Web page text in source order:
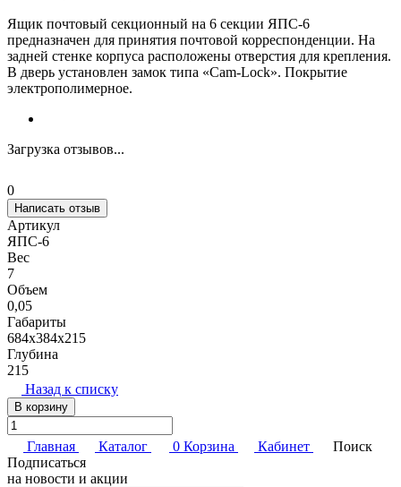
Ящик почтовый секционный на 6 секции ЯПС-6
предназначен для принятия почтовой корреспонденции. На
задней стенке корпуса расположены отверстия для крепления.
В дверь установлен замок типа «Cam-Lock». Покрытие
электрополимерное.
Загрузка отзывов...
0
Написать отзыв
Артикул
ЯПС-6
Вес
7
Объем
0,05
Габариты
684х384х215
Глубина
215
Назад к списку
В корзину
Главная Каталог 0 Корзина Кабинет
Поиск
Подписаться
на новости и акции